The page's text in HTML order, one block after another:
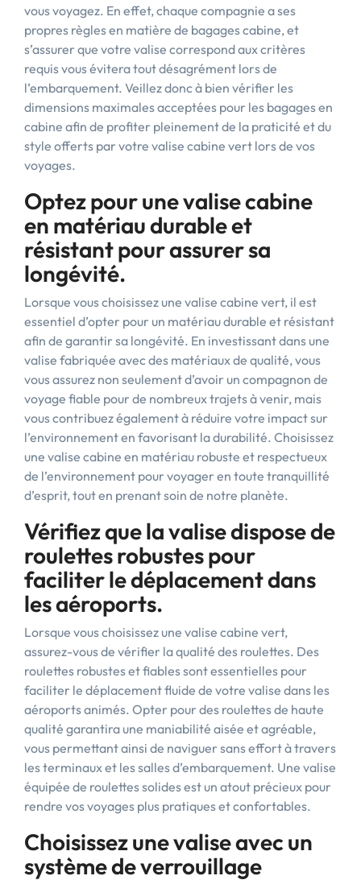
vous voyagez. En effet, chaque compagnie a ses
propres règles en matière de bagages cabine, et
s’assurer que votre valise correspond aux critères
requis vous évitera tout désagrément lors de
l’embarquement. Veillez donc à bien vérifier les
dimensions maximales acceptées pour les bagages en
cabine afin de profiter pleinement de la praticité et du
style offerts par votre valise cabine vert lors de vos
voyages.
Optez pour une valise cabine
en matériau durable et
résistant pour assurer sa
longévité.
Lorsque vous choisissez une valise cabine vert, il est
essentiel d’opter pour un matériau durable et résistant
afin de garantir sa longévité. En investissant dans une
valise fabriquée avec des matériaux de qualité, vous
vous assurez non seulement d’avoir un compagnon de
voyage fiable pour de nombreux trajets à venir, mais
vous contribuez également à réduire votre impact sur
l’environnement en favorisant la durabilité. Choisissez
une valise cabine en matériau robuste et respectueux
de l’environnement pour voyager en toute tranquillité
d’esprit, tout en prenant soin de notre planète.
Vérifiez que la valise dispose de
roulettes robustes pour
faciliter le déplacement dans
les aéroports.
Lorsque vous choisissez une valise cabine vert,
assurez-vous de vérifier la qualité des roulettes. Des
roulettes robustes et fiables sont essentielles pour
faciliter le déplacement fluide de votre valise dans les
aéroports animés. Opter pour des roulettes de haute
qualité garantira une maniabilité aisée et agréable,
vous permettant ainsi de naviguer sans effort à travers
les terminaux et les salles d’embarquement. Une valise
équipée de roulettes solides est un atout précieux pour
rendre vos voyages plus pratiques et confortables.
Choisissez une valise avec un
système de verrouillage